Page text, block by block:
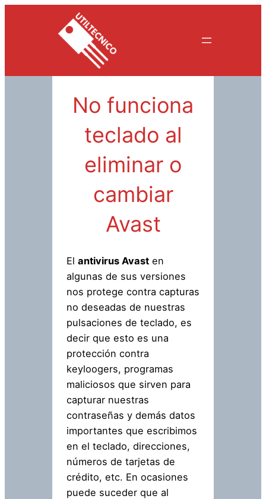
No funciona
teclado al
eliminar o
cambiar
Avast
El antivirus Avast en
algunas de sus versiones
nos protege contra capturas
no deseadas de nuestras
pulsaciones de teclado, es
decir que esto es una
protección contra
keyloogers, programas
maliciosos que sirven para
capturar nuestras
contraseñas y demás datos
importantes que escribimos
en el teclado, direcciones,
números de tarjetas de
crédito, etc. En ocasiones
puede suceder que al